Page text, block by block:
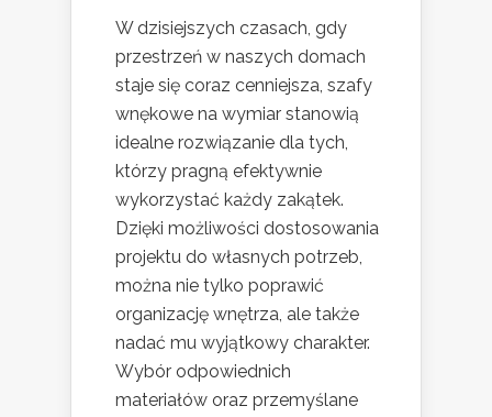
W dzisiejszych czasach, gdy
przestrzeń w naszych domach
staje się coraz cenniejsza, szafy
wnękowe na wymiar stanowią
idealne rozwiązanie dla tych,
którzy pragną efektywnie
wykorzystać każdy zakątek.
Dzięki możliwości dostosowania
projektu do własnych potrzeb,
można nie tylko poprawić
organizację wnętrza, ale także
nadać mu wyjątkowy charakter.
Wybór odpowiednich
materiałów oraz przemyślane